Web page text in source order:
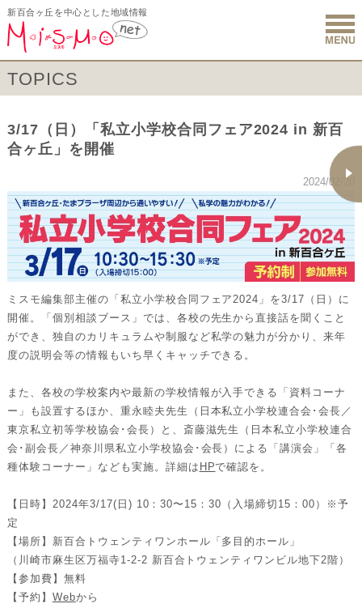
新百合ヶ丘を中心とした地域情報
新百合ヶ
TOPICS
3/17（日）「私立小学校合同フェア2024 in 新百
合ヶ丘」を開催
2024/02/20
ミスモ編集部主催の「私立小学校合同フェア2024」を3/17（日）に
開催。「個別相談ブース」では、各校の先生から直接話を聞くこと
ができ、独自のカリキュラムや制服など私学の魅力が分かり、来年
度の説明会等の情報もいち早くキャッチできる。
また、各校の学校案内や最新の学校情報が入手できる「資料コーナ
ー」も設置するほか、重永睦夫先生（日本私立小学校連合会･会長／
東京私立初等学校協会･会長）と、斎藤滋先生（日本私立小学校連合
会･副会長／神奈川県私立小学校協会･会長）による「講演会」「各
種体験コーナー」なども実施。詳細は HPで確認を。
【日時】2024年3/17(日) 10：30〜15：30（入場締切15：00）※予
定
【場所】新百合トウェンティワンホール「多目的ホール」
（川崎市麻生区万福寺1-2-2 新百合トウェンティワンビル地下2階）
【参加費】無料
【予約】 Webから